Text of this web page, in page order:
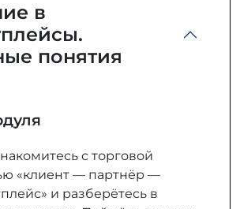
в
понятия
с торговой
«клиент — партнёр —
и разберётесь в